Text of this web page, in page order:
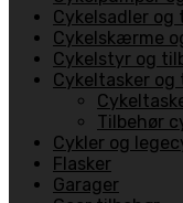
Cykelsadler og
Cykelskærme
Cykelstyr og
Cykeltasker og
Tilbehør
Cykler og
Flasker
Garager